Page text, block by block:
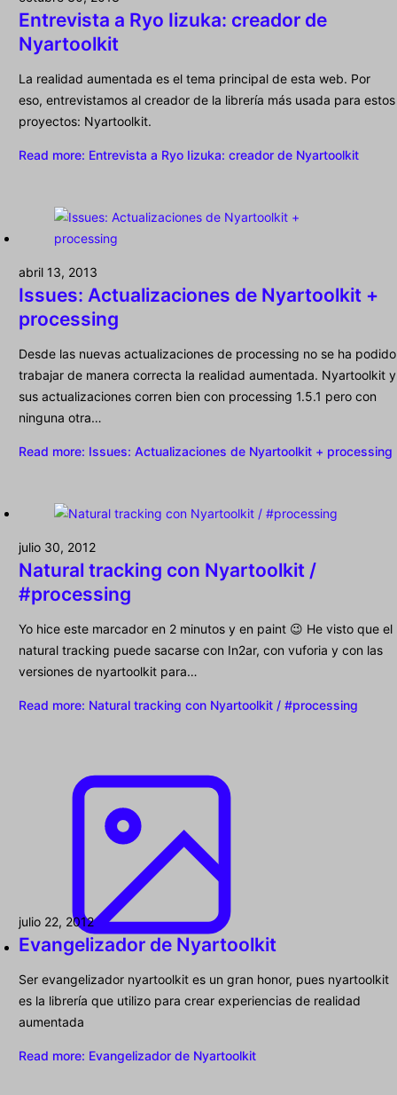
Entrevista a Ryo Iizuka: creador de
Nyartoolkit
La realidad aumentada es el tema principal de esta web. Por
eso, entrevistamos al creador de la librería más usada para estos
proyectos: Nyartoolkit.
Read more: Entrevista a Ryo Iizuka: creador de Nyartoolkit
abril 13, 2013
Issues: Actualizaciones de Nyartoolkit +
processing
Desde las nuevas actualizaciones de processing no se ha podido
trabajar de manera correcta la realidad aumentada. Nyartoolkit y
sus actualizaciones corren bien con processing 1.5.1 pero con
ninguna otra…
Read more: Issues: Actualizaciones de Nyartoolkit + processing
julio 30, 2012
Natural tracking con Nyartoolkit /
#processing
Yo hice este marcador en 2 minutos y en paint 😉 He visto que el
natural tracking puede sacarse con In2ar, con vuforia y con las
versiones de nyartoolkit para…
Read more: Natural tracking con Nyartoolkit / #processing
julio 22, 2012
Evangelizador de Nyartoolkit
Ser evangelizador nyartoolkit es un gran honor, pues nyartoolkit
es la librería que utilizo para crear experiencias de realidad
aumentada
Read more: Evangelizador de Nyartoolkit